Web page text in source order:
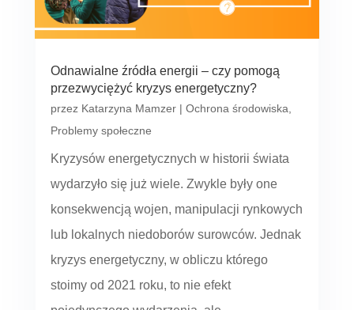
Odnawialne źródła energii – czy pomogą
przezwyciężyć kryzys energetyczny?
przez Katarzyna Mamzer| Ochrona środowiska
Problemy społeczne
Kryzysów energetycznych w historii świata
wydarzyło się już wiele. Zwykle były one
konsekwencją wojen, manipulacji rynkowych
lub lokalnych niedoborów surowców. Jednak
kryzys energetyczny, w obliczu którego
stoimy od 2021 roku, to nie efekt